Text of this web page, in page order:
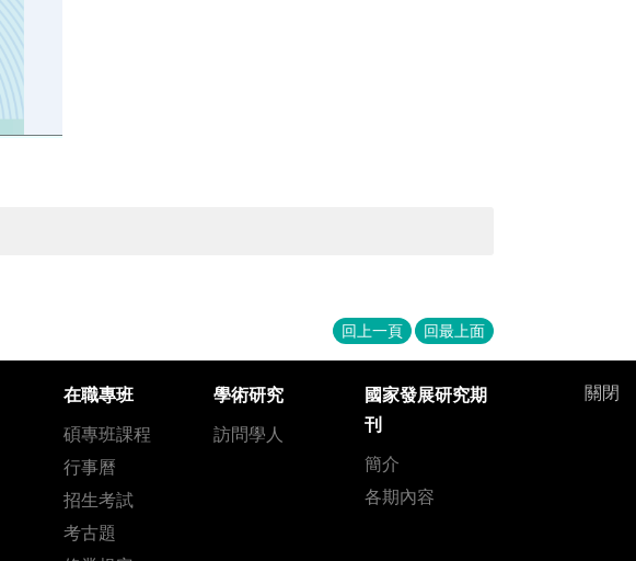
回上一頁 回最上面
關閉
在職專班
碩專班課程
行事曆
招生考試
考古題
學術研究
訪問學人
國家發展研究期
刊
簡介
各期內容